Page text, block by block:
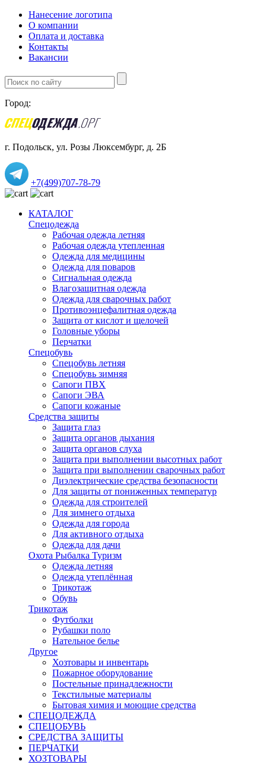
Нанесение логотипа
О компании
Оплата и доставка
Контакты
Вакансии
Город:
г. Подольск, ул. Розы Люксембург, д. 2Б
+7(499)707-78-79
КАТАЛОГ
Спецодежда
Рабочая одежда летняя
Рабочая одежда утепленная
Одежда для медицины
Одежда для поваров
Сигнальная одежда
Влагозащитная одежда
Одежда для сварочных работ
Противоэнцефалитная одежда
Защита от кислот и щелочей
Головные уборы
Перчатки
Спецобувь
Спецобувь летняя
Спецобувь зимняя
Сапоги ПВХ
Сапоги ЭВА
Сапоги кожаные
Средства защиты
Защита глаз
Защита органов дыхания
Защита органов слуха
Защита при выполнении высотных работ
Защита при выполнении сварочных работ
Диэлектрические средства безопасности
Для защиты от пониженных температур
Одежда для строителей
Для зимнего отдыха
Одежда для города
Для активного отдыха
Одежда для дачи
Охота Рыбалка Туризм
Одежда летняя
Одежда утеплённая
Трикотаж
Обувь
Трикотаж
Футболки
Рубашки поло
Нательное белье
Другое
Хозтовары и инвентарь
Пожарное оборудование
Постельные принадлежности
Текстильные материалы
Бытовая химия и моющие средства
СПЕЦОДЕЖДА
СПЕЦОБУВЬ
СРЕДСТВА ЗАЩИТЫ
ПЕРЧАТКИ
ХОЗТОВАРЫ